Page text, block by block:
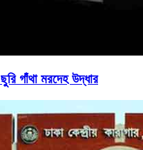
গাঁথা মরদেহ উদ্ধার